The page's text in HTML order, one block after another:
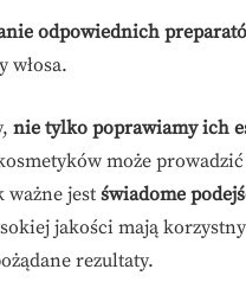
odpowiednich
włosa.
nie tylko poprawiamy ich
może
ważne jest świadome
jakości mają
rezultaty.